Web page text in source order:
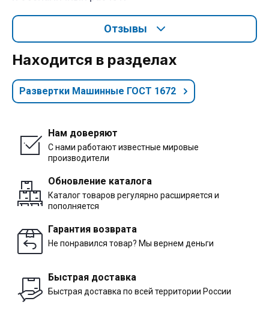
Отзывы
Находится в разделах
Развертки Машинные ГОСТ 1672
Нам доверяют
С нами работают известные мировые
производители
Обновление каталога
Каталог товаров регулярно расширяется и
пополняется
Гарантия возврата
Не понравился товар? Мы вернем деньги
Быстрая доставка
Быстрая доставка по всей территории России